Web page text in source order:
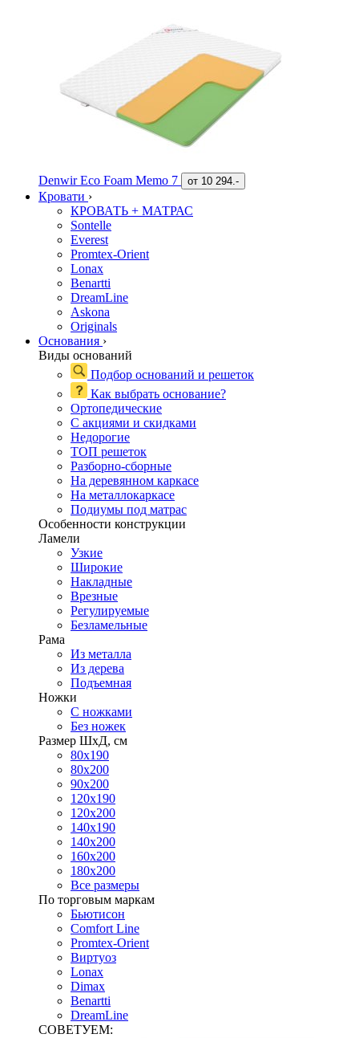
Denwir Eco Foam Memo 7 от 10 294.-
Кровати ›
КРОВАТЬ + МАТРАС
Sontelle
Everest
Promtex-Orient
Lonax
Benartti
DreamLine
Askona
Originals
Основания ›
Виды оснований
Подбор оснований и решеток
Как выбрать основание?
Ортопедические
С акциями и скидками
Недорогие
ТОП решеток
Разборно-сборные
На деревянном каркасе
На металлокаркасе
Подиумы под матрас
Особенности конструкции
Ламели
Узкие
Широкие
Накладные
Врезные
Регулируемые
Безламельные
Рама
Из металла
Из дерева
Подъемная
Ножки
С ножками
Без ножек
Размер ШхД, см
80х190
80х200
90х200
120х190
120х200
140х190
140х200
160х200
180х200
Все размеры
По торговым маркам
Бьютисон
Comfort Line
Promtex-Orient
Виртуоз
Lonax
Dimax
Benartti
DreamLine
СОВЕТУЕМ: